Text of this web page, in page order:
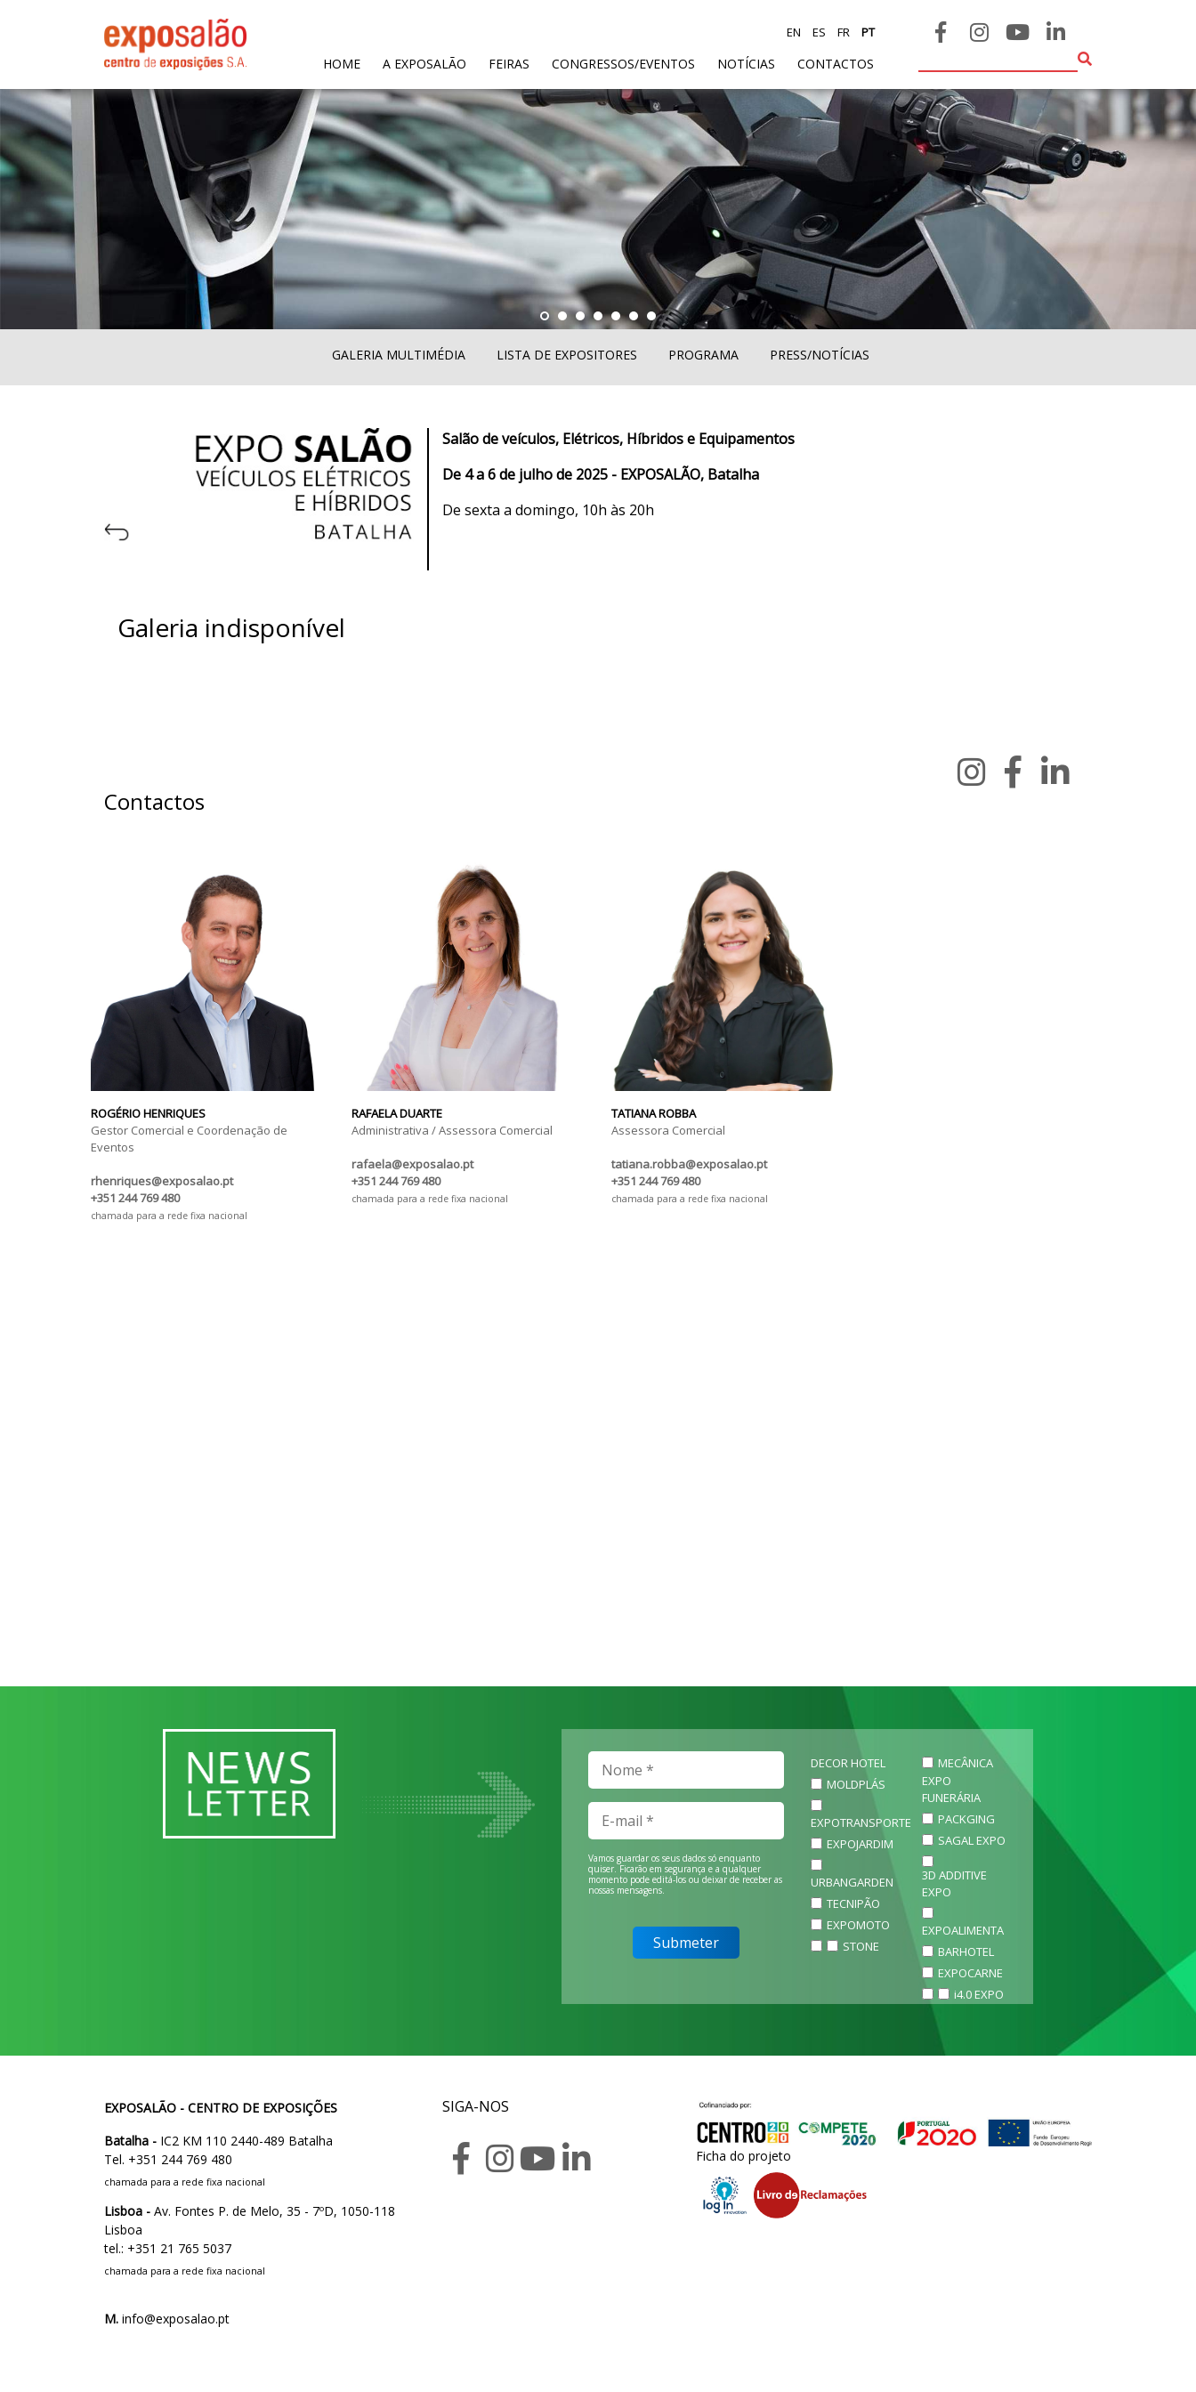
HOME(CURRENT)
A EXPOSALÃO FEIRAS CONGRESSOS/EVENTOS NOTÍCIAS CONTACTOS
EN ES FR PT
GALERIA MULTIMÉDIA LISTA DE EXPOSITORES PROGRAMA PRESS/NOTÍCIAS
Salão de veículos, Elétricos, Híbridos e Equipamentos
De 4 a 6 de julho de 2025 - EXPOSALÃO, Batalha
De sexta a domingo, 10h às 20h
Galeria indisponível
Contactos
ROGÉRIO HENRIQUES
Gestor Comercial e Coordenação de
Eventos
rhenriques@exposalao.pt
+351 244 769 480
chamada para a rede fixa nacional
RAFAELA DUARTE
Administrativa / Assessora Comercial
rafaela@exposalao.pt
+351 244 769 480
chamada para a rede fixa nacional
TATIANA ROBBA
Assessora Comercial
tatiana.robba@exposalao.pt
+351 244 769 480
chamada para a rede fixa nacional
Vamos guardar os seus dados só enquanto
quiser. Ficarão em segurança e a qualquer
momento pode editá-los ou deixar de receber as
nossas mensagens.
DECOR HOTEL
MOLDPLÁS
EXPOTRANSPORTE
EXPOJARDIM
URBANGARDEN
TECNIPÃO
EXPOMOTO
STONE
MECÂNICA
EXPO
FUNERÁRIA
PACKGING
SAGAL EXPO
3D ADDITIVE
EXPO
EXPOALIMENTA
BARHOTEL
EXPOCARNE
i4.0 EXPO
EXPOSALÃO - CENTRO DE EXPOSIÇÕES
Batalha - IC2 KM 110 2440-489 Batalha
Tel. +351 244 769 480
chamada para a rede fixa nacional
Lisboa - Av. Fontes P. de Melo, 35 - 7ºD, 1050-118
Lisboa
tel.: +351 21 765 5037
chamada para a rede fixa nacional
M. info@exposalao.pt
SIGA-NOS
Ficha do projeto